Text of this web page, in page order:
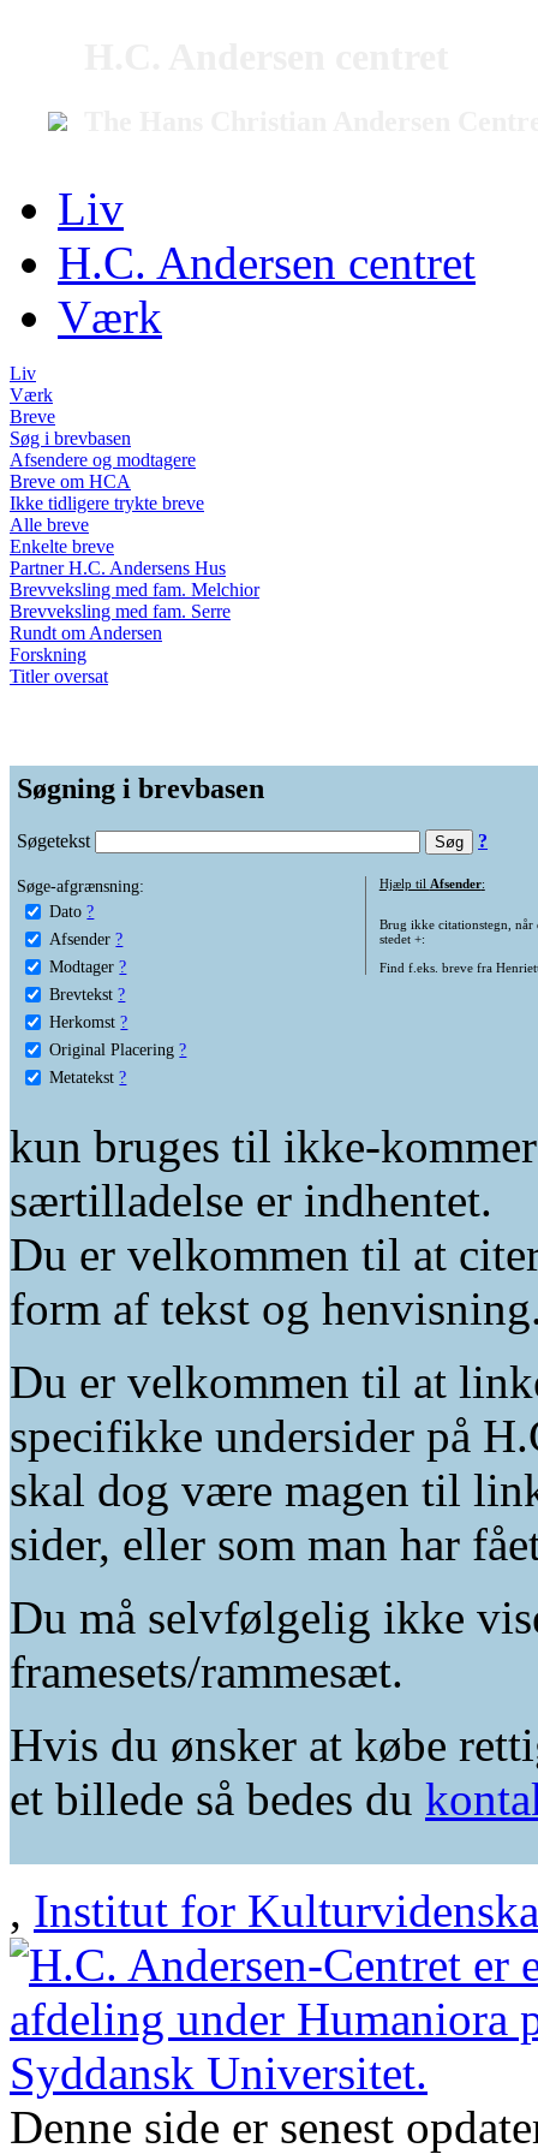
Liv
H.C. Andersen centret
Værk
Liv
Værk
Breve
Søg i brevbasen
Afsendere og modtagere
Breve om HCA
Ikke tidligere trykte breve
Alle breve
Enkelte breve
Partner H.C. Andersens Hus
Brevveksling med fam. Melchior
Brevveksling med fam. Serre
Rundt om Andersen
Forskning
Titler oversat
Søgning i brevbasen
Søgetekst ?
Søge-afgrænsning:
Dato ?
Afsender ?
Modtager ?
Brevtekst ?
Herkomst ?
Original Placering ?
Metatekst ?
Hjælp til Afsender:
Brug ikke citationstegn, når
stedet +:
Find f.eks. breve fra
kun bruges til ikke-
særtilladelse er indhentet.
Du er velkommen til at
form af tekst og
Du er velkommen til at
specifikke undersider på
skal dog være magen til
sider, eller som man har
Du må selvfølgelig ikke
framesets/rammesæt.
Hvis du ønsker at købe
et billede så bedes du
, Institut for
Denne side er senest